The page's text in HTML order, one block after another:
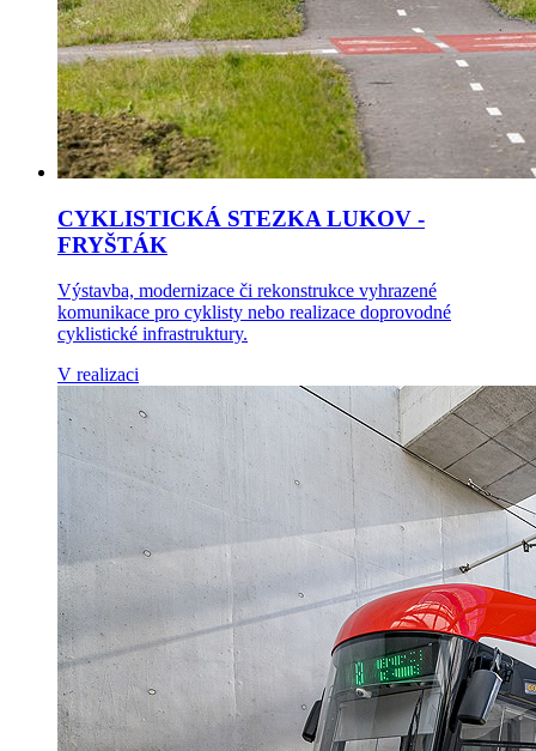
CYKLISTICKÁ STEZKA LUKOV -
FRYŠTÁK
Výstavba, modernizace či rekonstrukce vyhrazené
komunikace pro cyklisty nebo realizace doprovodné
cyklistické infrastruktury.
V realizaci